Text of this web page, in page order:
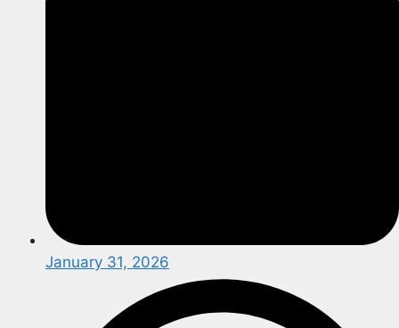
January 31, 2026